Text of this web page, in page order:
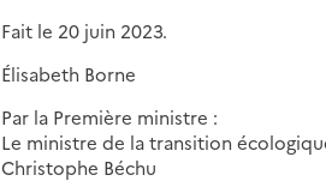
Fait le 20 juin 2023.
Élisabeth Borne
Par la Première ministre :
Le ministre de la transition
Christophe Béchu